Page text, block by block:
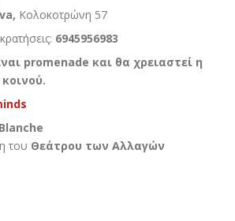
Κολοκοτρώνη 57
6945956983
promenade και θα χρειαστεί η
του Θεάτρου των Αλλαγών